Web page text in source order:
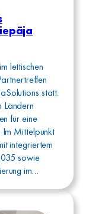
lettischen
statt.
Ländern
für eine
Mittelpunkt
integriertem
sowie
im…